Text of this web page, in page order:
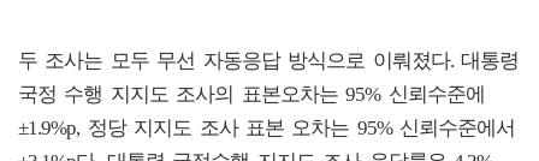
두 조사는 모두 무선 자동응답 방식으로 이뤄졌다. 대통령
국정 수행 지지도 조사의 표본오차는 95% 신뢰수준에
±1.9%p, 정당 지지도 조사 표본 오차는 95% 신뢰수준에서